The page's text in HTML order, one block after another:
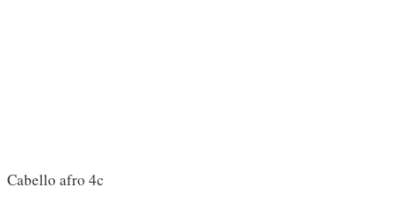
Cabello afro 4c